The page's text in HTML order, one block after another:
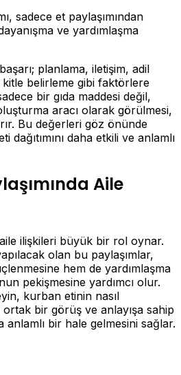
sadece et paylaşımından
ve yardımlaşma
planlama, iletişim, adil
kitle belirleme gibi faktörlere
bir gıda maddesi değil,
aracı olarak görülmesi,
Bu değerleri göz önünde
daha etkili ve anlamlı
Aile
aile ilişkileri büyük bir rol oynar.
olan bu paylaşımlar,
hem de yardımlaşma
pekişmesine yardımcı olur.
kurban etinin nasıl
ortak bir görüş ve anlayışa sahip
anlamlı bir hale gelmesini sağlar.